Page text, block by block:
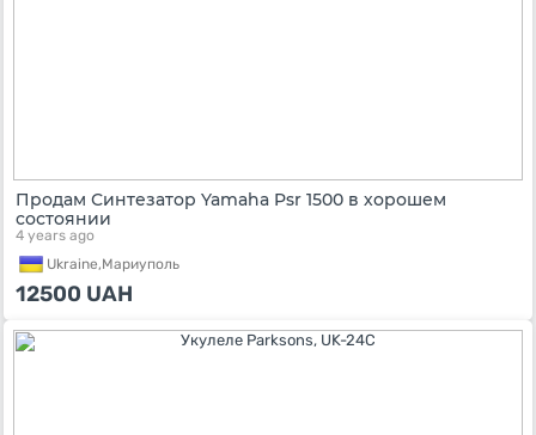
Продам Синтезатор Yamaha Psr 1500 в хорошем
состоянии
4 years ago
Ukraine,Мариуполь
12500 UAH